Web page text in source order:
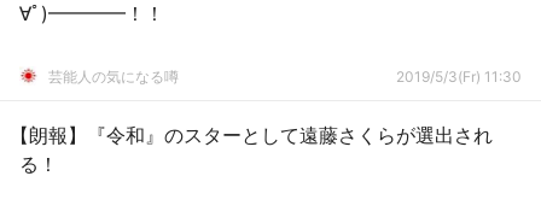
∀ﾟ)━━━━！！
芸能人の気になる噂 2019/5/3(Fr) 11:30
【朗報】『令和』のスターとして遠藤さくらが選出され
る！